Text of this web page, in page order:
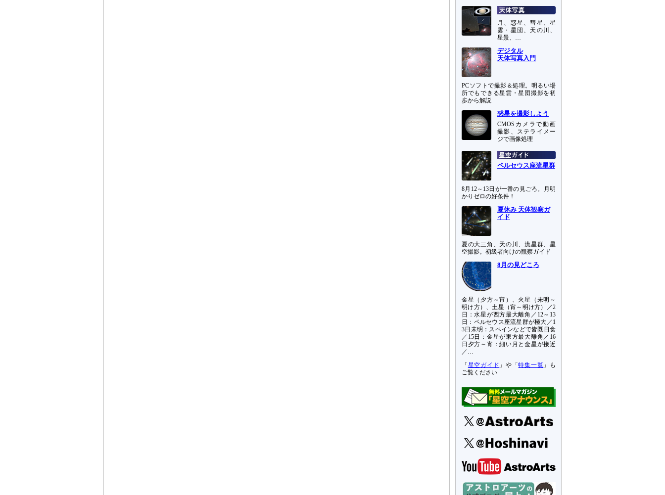
月、惑星、彗星、星
雲・星団、天の川、
星景、…
デジタル
天体写真入門
PCソフトで撮影＆処理。明るい場
所でもできる星雲・星団撮影を初
歩から解説
惑星を撮影しよう
CMOSカメラで動画
撮影、ステライメー
ジで画像処理
ペルセウス座流星群
8月12～13日が一番の見ごろ。月明
かりゼロの好条件！
夏休み 天体観察ガ
イド
夏の大三角、天の川、流星群、星
空撮影。初級者向けの観察ガイド
8月の見どころ
金星（夕方～宵）、火星（未明～
明け方）、土星（宵～明け方）／2
日：水星が西方最大離角／12～13
日：ペルセウス座流星群が極大／1
3日未明：スペインなどで皆既日食
／15日：金星が東方最大離角／16
日夕方～宵：細い月と金星が接近
／…
「 星空ガイド 」や「特集一覧 」も
ご覧ください